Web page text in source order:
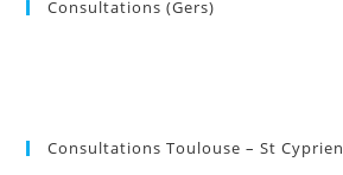
Consultations (Gers)
Consultations Toulouse – St Cyprien